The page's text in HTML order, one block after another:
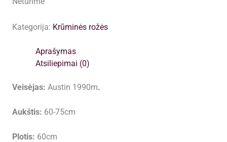
Kategorija: Krūminės rožės
Aprašymas
Atsiliepimai (0)
Veisėjas: Austin 1990m.
Aukštis: 60-75cm
Plotis: 60cm